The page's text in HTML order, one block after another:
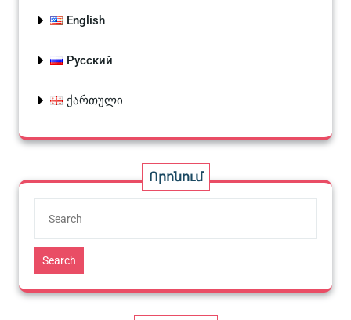
English
Русский
ქართული
Որոնում
Search